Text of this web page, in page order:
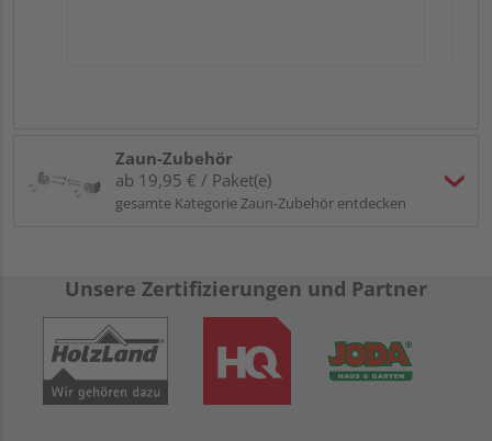
Zaun-Zubehör
ab 19,95 € / Paket(e)
gesamte Kategorie Zaun-Zubehör entdecken
Unsere Zertifizierungen und Partner